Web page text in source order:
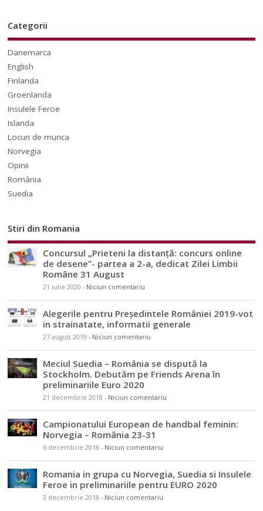
Categorii
Danemarca
English
Finlanda
Groenlanda
Insulele Feroe
Islanda
Locuri de munca
Norvegia
Opinii
România
Suedia
Stiri din Romania
Concursul „Prieteni la distanță: concurs online
de desene”- partea a 2-a, dedicat Zilei Limbii
Române 31 August
21 iulie 2020 - Niciun comentariu
Alegerile pentru Președintele României 2019-vot
in strainatate, informatii generale
27 august 2019 - Niciun comentariu
Meciul Suedia – România se dispută la
Stockholm. Debutăm pe Friends Arena în
preliminariile Euro 2020
21 decembrie 2018 - Niciun comentariu
Campionatului European de handbal feminin:
Norvegia – România 23-31
6 decembrie 2018 - Niciun comentariu
Romania in grupa cu Norvegia, Suedia si Insulele
Feroe in preliminariile pentru EURO 2020
3 decembrie 2018 - Niciun comentariu